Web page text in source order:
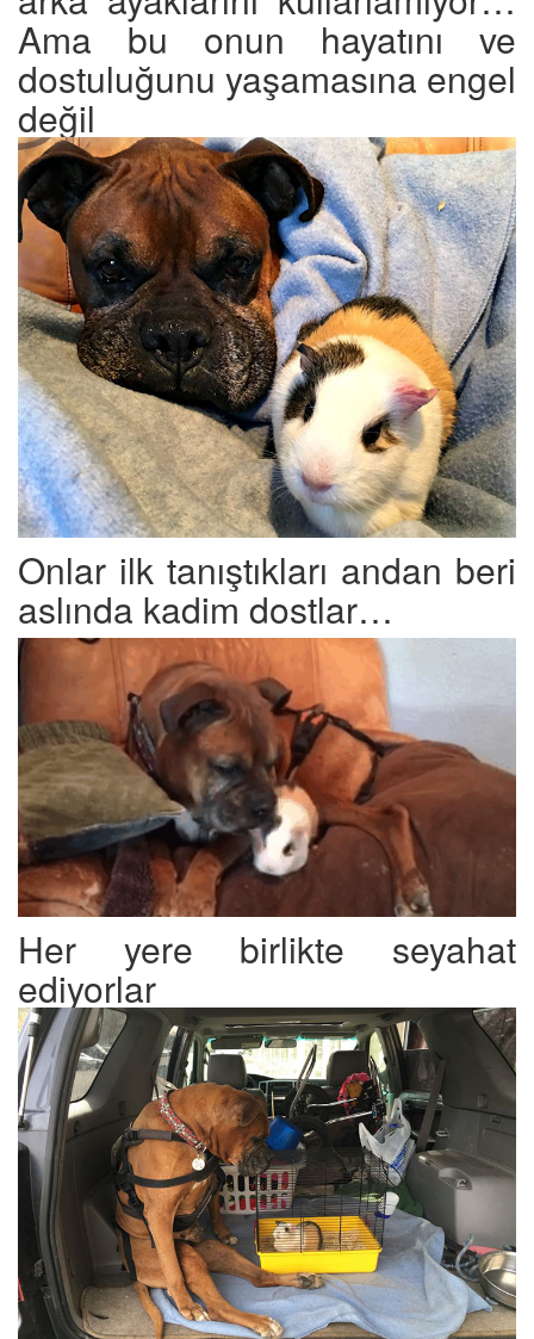
Ama bu onun hayatını ve
dostuluğunu yaşamasına engel
değil
Onlar ilk tanıştıkları andan beri
aslında kadim dostlar…
Her yere birlikte seyahat
ediyorlar